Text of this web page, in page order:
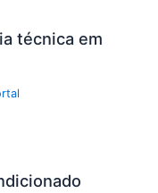
técnica em